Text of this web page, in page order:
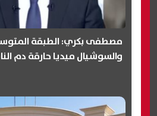
مصطفى بكري: الطبقة
والسوشيال ميديا حارقة دم